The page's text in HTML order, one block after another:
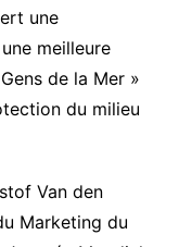
une
meilleure
de la Mer »
du milieu
Van den
Marketing du